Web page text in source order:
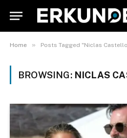
Home » Posts Tagged "Niclas
BROWSING: NICLAS